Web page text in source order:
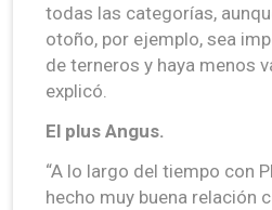
todas las categorías,
otoño, por ejemplo, sea
de terneros y haya menos
explicó.
El plus Angus.
“A lo largo del tiempo con
hecho muy buena relación